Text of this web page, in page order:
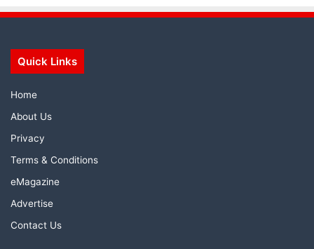
Quick Links
Home
About Us
Privacy
Terms & Conditions
eMagazine
Advertise
Contact Us